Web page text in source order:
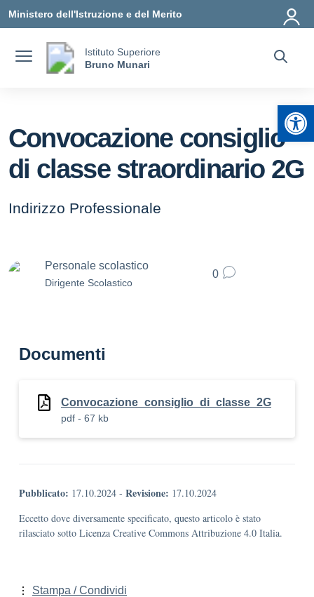
Ministero dell'Istruzione e del Merito
Istituto Superiore
Bruno Munari
Convocazione consiglio
di classe straordinario 2G
Indirizzo Professionale
Personale scolastico
Dirigente Scolastico
0
Documenti
Convocazione_consiglio_di_classe_2G
pdf - 67 kb
Pubblicato: 17.10.2024 - Revisione: 17.10.2024
Eccetto dove diversamente specificato, questo articolo è stato
rilasciato sotto Licenza Creative Commons Attribuzione 4.0 Italia.
Stampa / Condividi